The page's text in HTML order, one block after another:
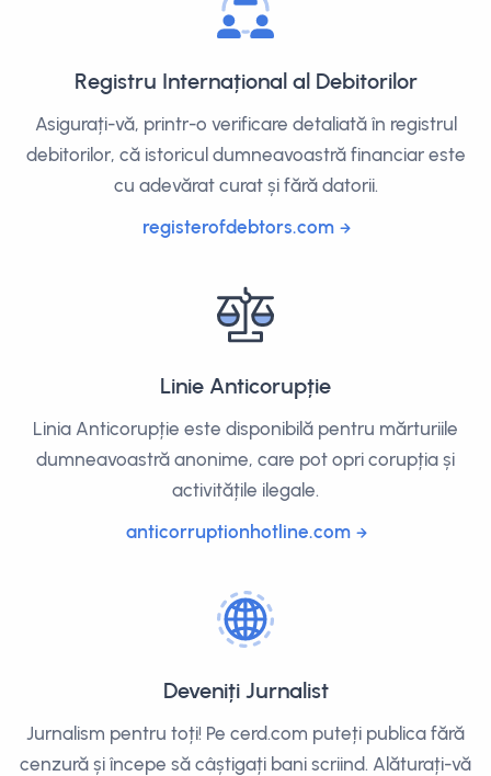
Registru Internațional al Debitorilor
Asigurați-vă, printr-o verificare detaliată în registrul
debitorilor, că istoricul dumneavoastră financiar este
cu adevărat curat și fără datorii.
registerofdebtors.com
Linie Anticorupție
Linia Anticorupție este disponibilă pentru mărturiile
dumneavoastră anonime, care pot opri corupția și
activitățile ilegale.
anticorruptionhotline.com
Deveniți Jurnalist
Jurnalism pentru toți! Pe cerd.com puteți publica fără
cenzură și începe să câștigați bani scriind. Alăturați-vă